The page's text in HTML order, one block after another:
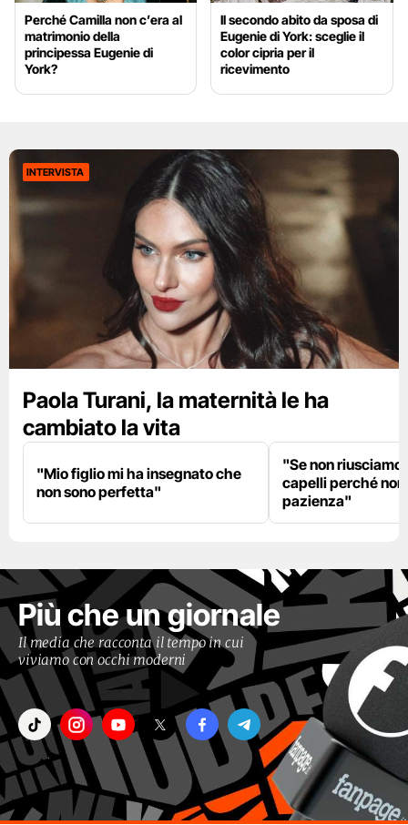
Perché Camilla non c’era al
matrimonio della
principessa Eugenie di
York?
Il secondo abito da sposa di
Eugenie di York: sceglie il
color cipria per il
ricevimento
INTERVISTA
Paola Turani, la maternità le ha
cambiato la vita
"Mio figlio mi ha insegnato che
non sono perfetta"
"Se non riusciamo
capelli perché
pazienza"
Più che un giornale
Il media che racconta il tempo in cui
viviamo con occhi moderni